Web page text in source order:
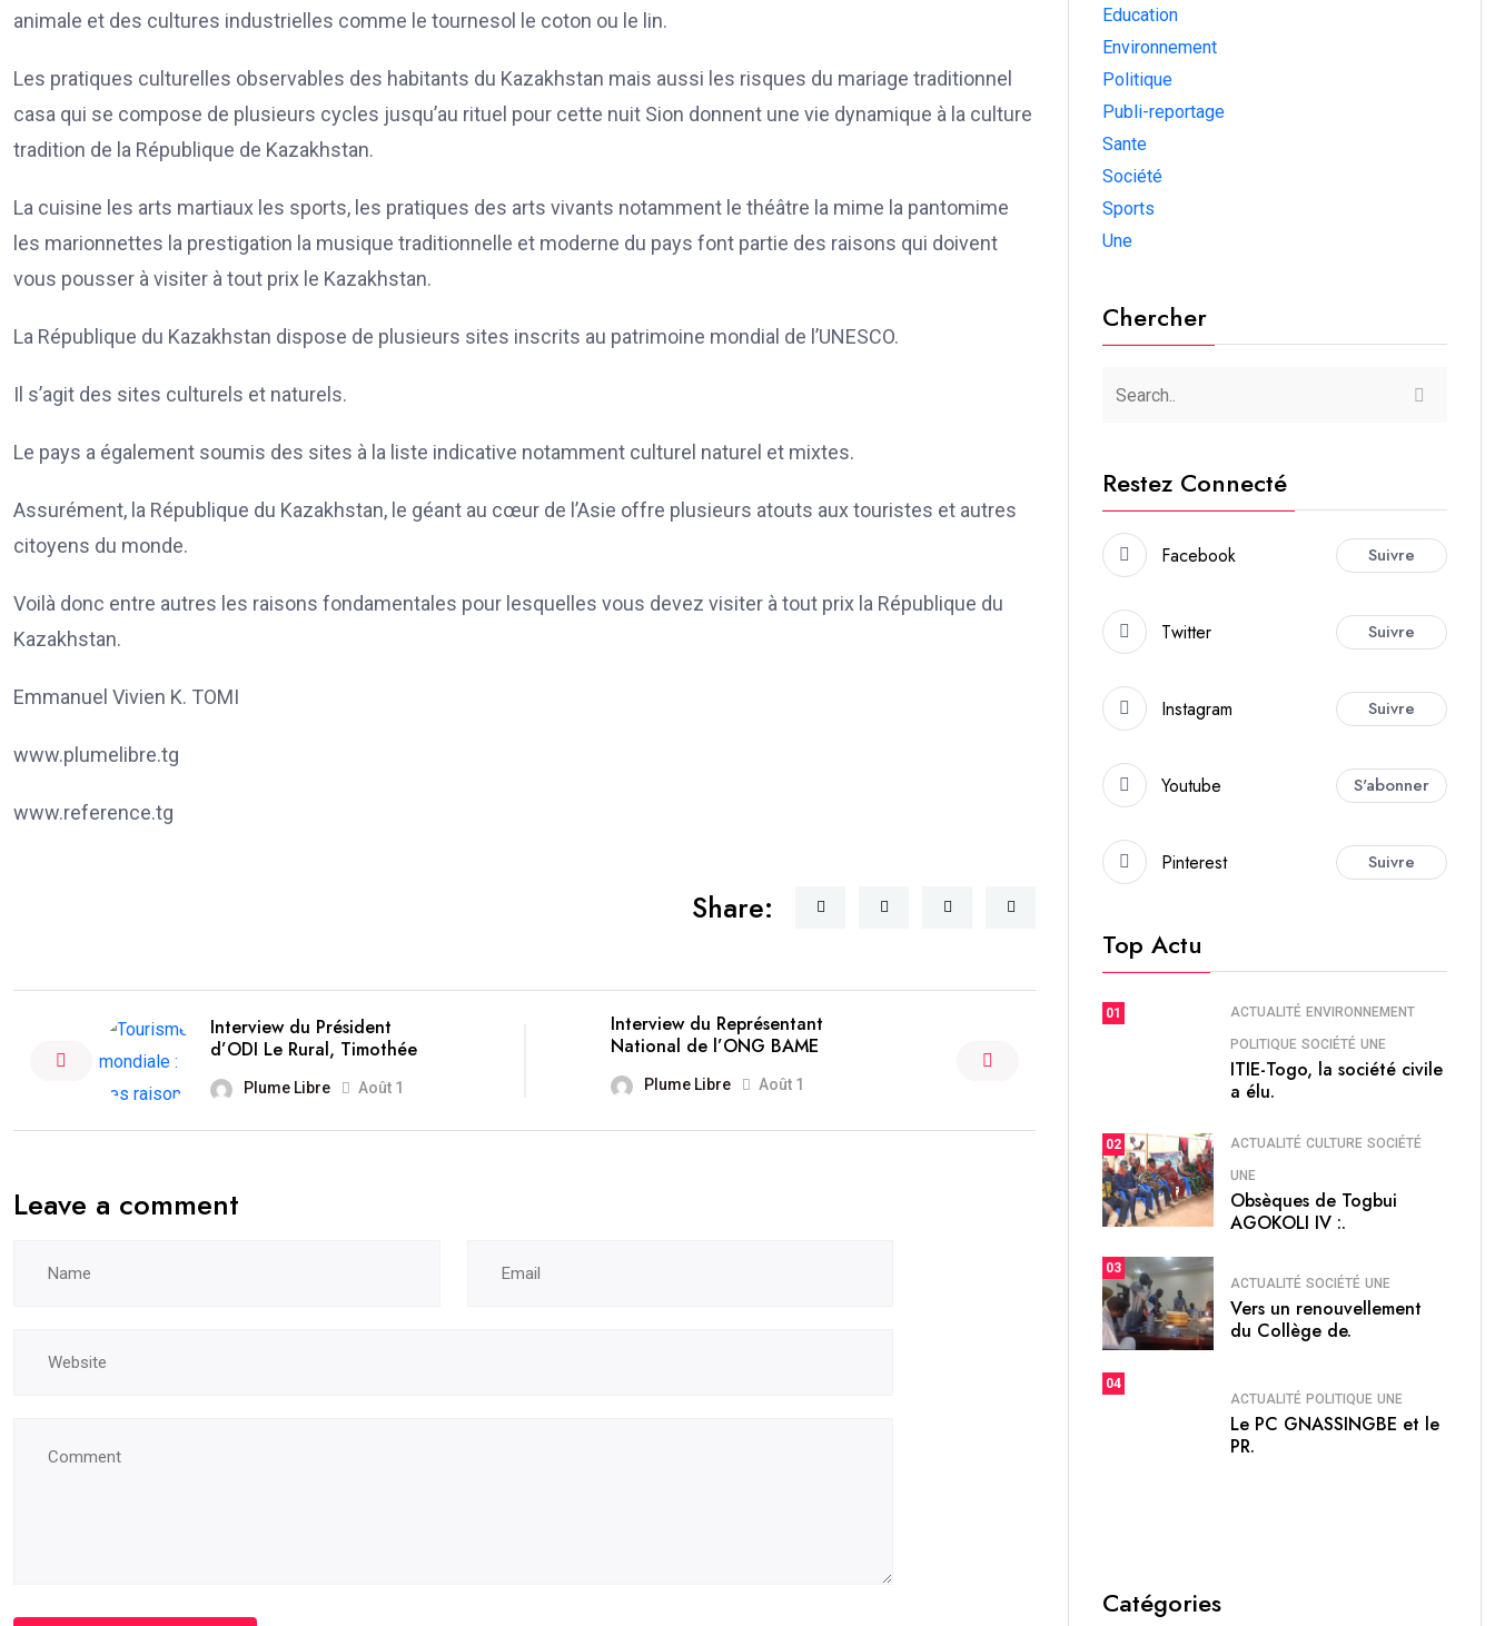
animale et des cultures industrielles comme le tournesol le coton ou le lin.
Les pratiques culturelles observables des habitants du Kazakhstan mais aussi les risques du mariage traditionnel
casa qui se compose de plusieurs cycles jusqu’au rituel pour cette nuit Sion donnent une vie dynamique à la culture
tradition de la République de Kazakhstan.
La cuisine les arts martiaux les sports, les pratiques des arts vivants notamment le théâtre la mime la pantomime
les marionnettes la prestigation la musique traditionnelle et moderne du pays font partie des raisons qui doivent
vous pousser à visiter à tout prix le Kazakhstan.
La République du Kazakhstan dispose de plusieurs sites inscrits au patrimoine mondial de l’UNESCO.
Il s’agit des sites culturels et naturels.
Le pays a également soumis des sites à la liste indicative notamment culturel naturel et mixtes.
Assurément, la République du Kazakhstan, le géant au cœur de l’Asie offre plusieurs atouts aux touristes et autres
citoyens du monde.
Voilà donc entre autres les raisons fondamentales pour lesquelles vous devez visiter à tout prix la République du
Kazakhstan.
Emmanuel Vivien K. TOMI
www.plumelibre.tg
www.reference.tg
Share:
Interview du Président
d’ODI Le Rural, Timothée
Plume Libre Août 1
Interview du Représentant
National de l’ONG BAME
Plume Libre Août 1
Leave a comment
Education
Environnement
Politique
Publi-reportage
Sante
Société
Sports
Une
Chercher
Restez Connecté
Facebook Suivre
Twitter Suivre
Instagram Suivre
Youtube S'abonner
Pinterest Suivre
Top Actu
01 ACTUALITÉ ENVIRONNEMENT
POLITIQUE SOCIÉTÉ UNE
ITIE-Togo, la société civile
a élu.
02 ACTUALITÉ CULTURE SOCIÉTÉ
UNE
Obsèques de Togbui
AGOKOLI IV :.
03
ACTUALITÉ SOCIÉTÉ UNE
Vers un renouvellement
du Collège de.
04
ACTUALITÉ POLITIQUE UNE
Le PC GNASSINGBE et le
PR.
Catégories